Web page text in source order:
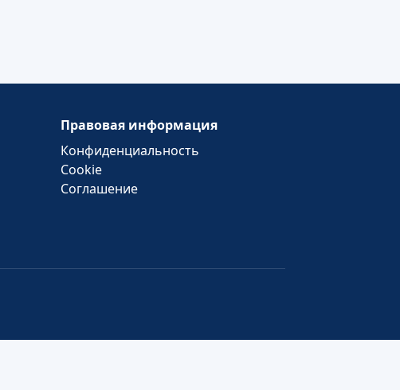
Правовая информация
Конфиденциальность
Cookie
Соглашение